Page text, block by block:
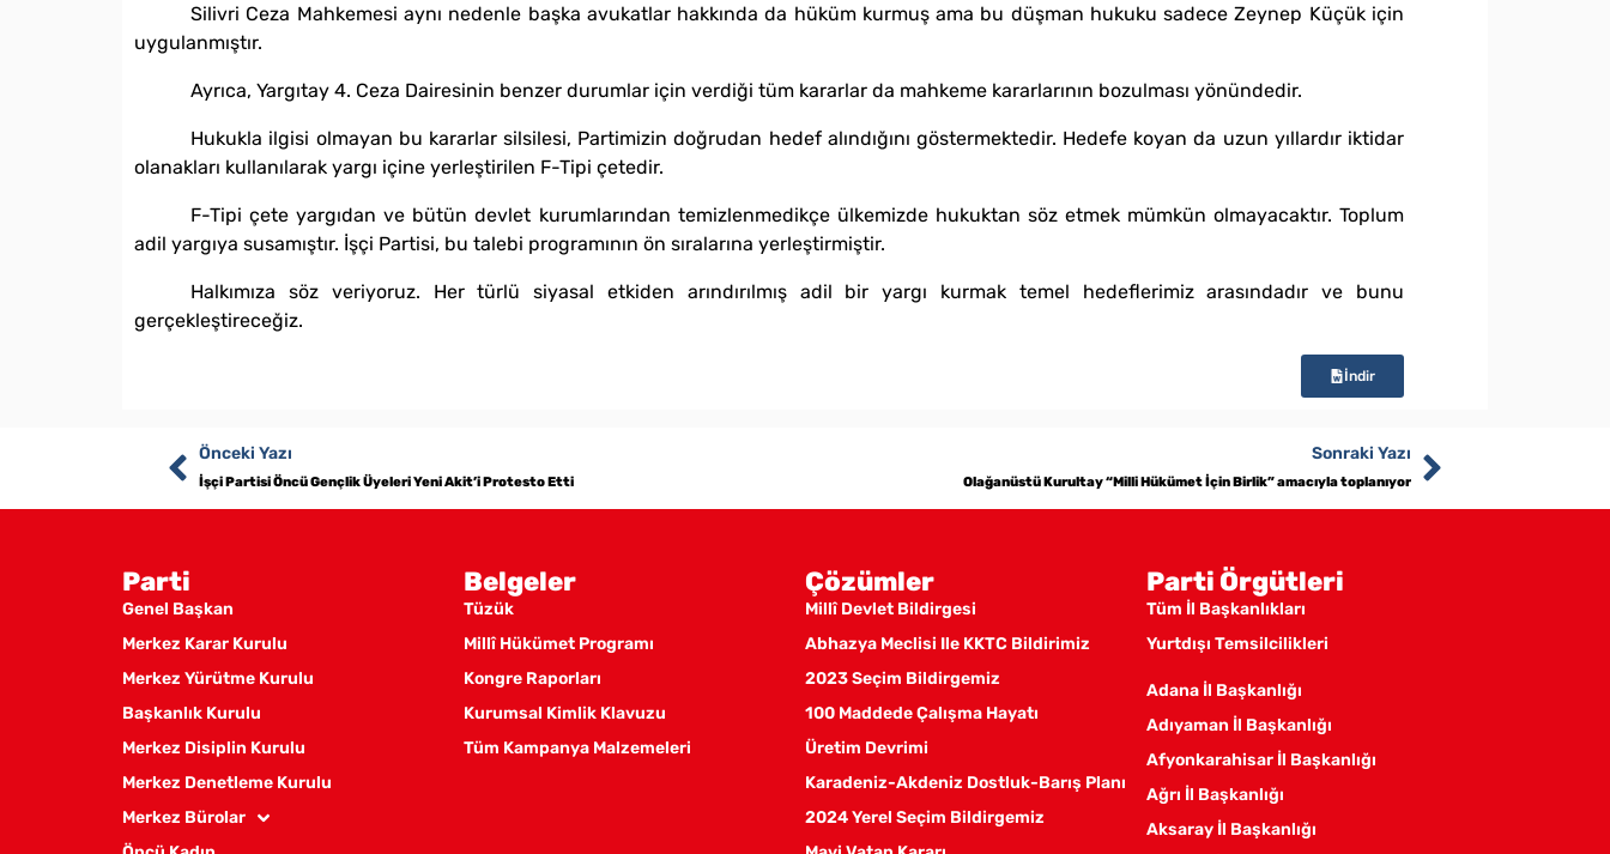
Silivri Ceza Mahkemesi aynı nedenle başka avukatlar hakkında da hüküm kurmuş ama bu düşman hukuku sadece Zeynep Küçük için
uygulanmıştır.
Ayrıca, Yargıtay 4. Ceza Dairesinin benzer durumlar için verdiği tüm kararlar da mahkeme kararlarının bozulması yönündedir.
Hukukla ilgisi olmayan bu kararlar silsilesi, Partimizin doğrudan hedef alındığını göstermektedir. Hedefe koyan da uzun yıllardır iktidar
olanakları kullanılarak yargı içine yerleştirilen F-Tipi çetedir.
F-Tipi çete yargıdan ve bütün devlet kurumlarından temizlenmedikçe ülkemizde hukuktan söz etmek mümkün olmayacaktır. Toplum
adil yargıya susamıştır. İşçi Partisi, bu talebi programının ön sıralarına yerleştirmiştir.
Halkımıza söz veriyoruz. Her türlü siyasal etkiden arındırılmış adil bir yargı kurmak temel hedeflerimiz arasındadır ve bunu
gerçekleştireceğiz.
İndir
Önceki Yazı
İşçi Partisi Öncü Gençlik Üyeleri Yeni Akit’i Protesto Etti
Sonraki Yazı
Olağanüstü Kurultay “Milli Hükümet İçin Birlik” amacıyla toplanıyor
Parti
Genel Başkan
Merkez Karar Kurulu
Merkez Yürütme Kurulu
Başkanlık Kurulu
Merkez Disiplin Kurulu
Merkez Denetleme Kurulu
Merkez Bürolar
Belgeler
Tüzük
Millî Hükümet Programı
Kongre Raporları
Kurumsal Kimlik Klavuzu
Tüm Kampanya Malzemeleri
Çözümler
Millî Devlet Bildirgesi
Abhazya Meclisi Ile KKTC Bildirimiz
2023 Seçim Bildirgemiz
100 Maddede Çalışma Hayatı
Üretim Devrimi
Karadeniz-Akdeniz Dostluk-Barış Planı
2024 Yerel Seçim Bildirgemiz
Parti Örgütleri
Tüm İl Başkanlıkları
Yurtdışı Temsilcilikleri
Adana İl Başkanlığı
Adıyaman İl Başkanlığı
Afyonkarahisar İl Başkanlığı
Ağrı İl Başkanlığı
Aksaray İl Başkanlığı